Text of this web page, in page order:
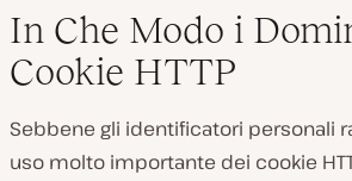
In Che Modo i
Cookie HTTP
Sebbene gli identificatori personali
uso molto importante dei cookie